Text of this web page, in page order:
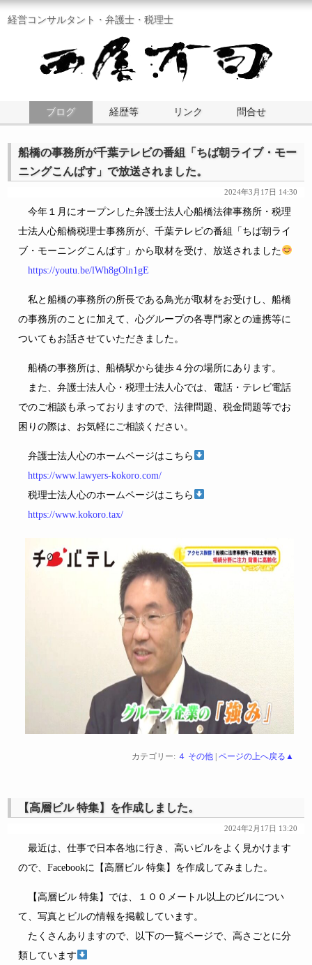
経営コンサルタント・弁護士・税理士
ブログ 経歴等 リンク 問合せ
船橋の事務所が千葉テレビの番組「ちば朝ライブ・モー
ニングこんぱす」で放送されました。
2024年3月17日 14:30
今年１月にオープンした弁護士法人心船橋法律事務所・税理
士法人心船橋税理士事務所が、千葉テレビの番組「ちば朝ライ
ブ・モーニングこんぱす」から取材を受け、放送されました
https://youtu.be/lWh8gOln1gE
私と船橋の事務所の所長である鳥光が取材をお受けし、船橋
の事務所のことに加えて、心グループの各専門家との連携等に
ついてもお話させていただきました。
船橋の事務所は、船橋駅から徒歩４分の場所にあります。
また、弁護士法人心・税理士法人心では、電話・テレビ電話
でのご相談も承っておりますので、法律問題、税金問題等でお
困りの際は、お気軽にご相談ください。
弁護士法人心のホームページはこちら
https://www.lawyers-kokoro.com/
税理士法人心のホームページはこちら
https://www.kokoro.tax/
カテゴリー: ４ その他| ページの上へ戻る▲
【高層ビル 特集】を作成しました。
2024年2月17日 13:20
最近は、仕事で日本各地に行き、高いビルをよく見かけます
ので、Facebookに【高層ビル 特集】を作成してみました。
【高層ビル 特集】では、１００メートル以上のビルについ
て、写真とビルの情報を掲載しています。
たくさんありますので、以下の一覧ページで、高さごとに分
類しています